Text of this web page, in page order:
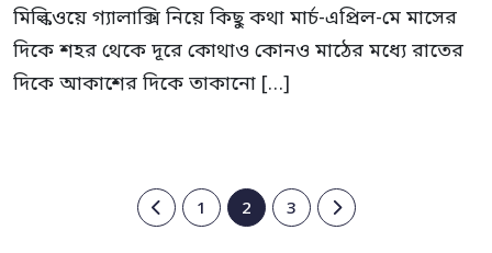
মিল্কিওয়ে গ্যালাক্সি নিয়ে কিছু কথা মার্চ-এপ্রিল-মে মাসের
দিকে শহর থেকে দূরে কোথাও কোনও মাঠের মধ্যে রাতের
দিকে আকাশের দিকে তাকানো […]
1 2 3